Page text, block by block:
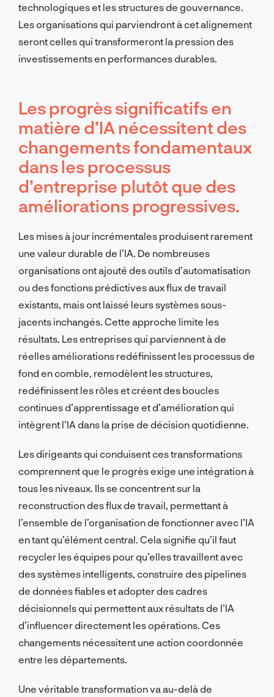
technologiques et les structures de gouvernance.
Les organisations qui parviendront à cet alignement
seront celles qui transformeront la pression des
investissements en performances durables.
Les progrès significatifs en
matière d’IA nécessitent des
changements fondamentaux
dans les processus
d’entreprise plutôt que des
améliorations progressives.
Les mises à jour incrémentales produisent rarement
une valeur durable de l’IA. De nombreuses
organisations ont ajouté des outils d’automatisation
ou des fonctions prédictives aux flux de travail
existants, mais ont laissé leurs systèmes sous-
jacents inchangés. Cette approche limite les
résultats. Les entreprises qui parviennent à de
réelles améliorations redéfinissent les processus de
fond en comble, remodèlent les structures,
redéfinissent les rôles et créent des boucles
continues d’apprentissage et d’amélioration qui
intègrent l’IA dans la prise de décision quotidienne.
Les dirigeants qui conduisent ces transformations
comprennent que le progrès exige une intégration à
tous les niveaux. Ils se concentrent sur la
reconstruction des flux de travail, permettant à
l’ensemble de l’organisation de fonctionner avec l’IA
en tant qu’élément central. Cela signifie qu’il faut
recycler les équipes pour qu’elles travaillent avec
des systèmes intelligents, construire des pipelines
de données fiables et adopter des cadres
décisionnels qui permettent aux résultats de l’IA
d’influencer directement les opérations. Ces
changements nécessitent une action coordonnée
entre les départements.
Une véritable transformation va au-delà de